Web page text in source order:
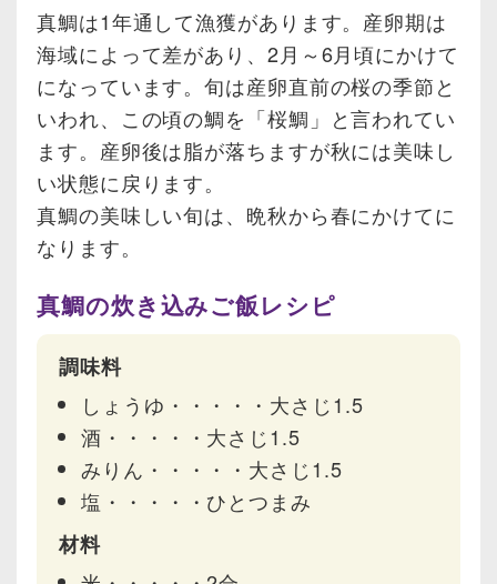
真鯛は1年通して漁獲があります。産卵期は
海域によって差があり、2月～6月頃にかけて
になっています。旬は産卵直前の桜の季節と
いわれ、この頃の鯛を「桜鯛」と言われてい
ます。産卵後は脂が落ちますが秋には美味し
い状態に戻ります。
真鯛の美味しい旬は、晩秋から春にかけてに
なります。
真鯛の炊き込みご飯レシピ
調味料
しょうゆ・・・・・大さじ1.5
酒・・・・・大さじ1.5
みりん・・・・・大さじ1.5
塩・・・・・ひとつまみ
材料